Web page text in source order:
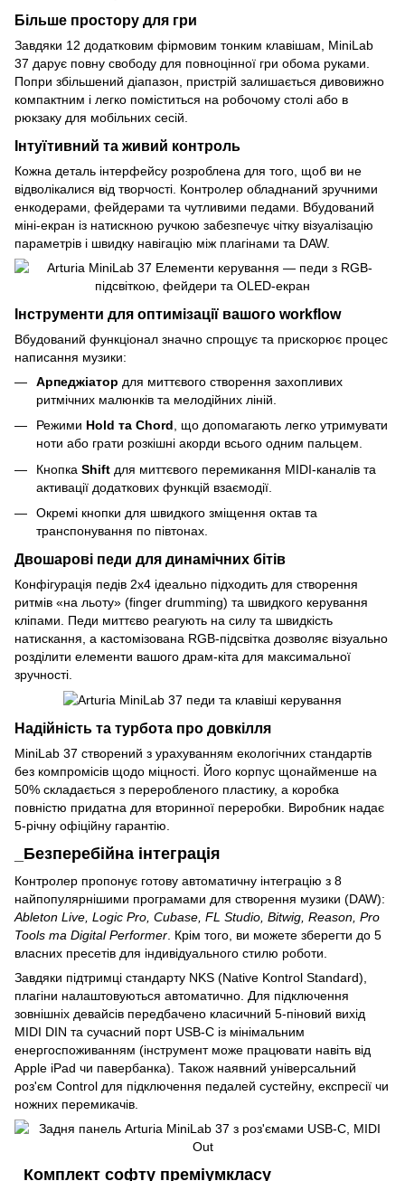
Більше простору для гри
Завдяки 12 додатковим фірмовим тонким клавішам, MiniLab
37 дарує повну свободу для повноцінної гри обома руками.
Попри збільшений діапазон, пристрій залишається дивовижно
компактним і легко поміститься на робочому столі або в
рюкзаку для мобільних сесій.
Інтуїтивний та живий контроль
Кожна деталь інтерфейсу розроблена для того, щоб ви не
відволікалися від творчості. Контролер обладнаний зручними
енкодерами, фейдерами та чутливими педами. Вбудований
міні-екран із натискною ручкою забезпечує чітку візуалізацію
параметрів і швидку навігацію між плагінами та DAW.
Інструменти для оптимізації вашого workflow
Вбудований функціонал значно спрощує та прискорює процес
написання музики:
Арпеджіатор для миттєвого створення захопливих
ритмічних малюнків та мелодійних ліній.
Режими Hold та Chord, що допомагають легко утримувати
ноти або грати розкішні акорди всього одним пальцем.
Кнопка Shift для миттєвого перемикання MIDI-каналів та
активації додаткових функцій взаємодії.
Окремі кнопки для швидкого зміщення октав та
транспонування по півтонах.
Двошарові педи для динамічних бітів
Конфігурація педів 2x4 ідеально підходить для створення
ритмів «на льоту» (finger drumming) та швидкого керування
кліпами. Педи миттєво реагують на силу та швидкість
натискання, а кастомізована RGB-підсвітка дозволяє візуально
розділити елементи вашого драм-кіта для максимальної
зручності.
Надійність та турбота про довкілля
MiniLab 37 створений з урахуванням екологічних стандартів
без компромісів щодо міцності. Його корпус щонайменше на
50% складається з переробленого пластику, а коробка
повністю придатна для вторинної переробки. Виробник надає
5-річну офіційну гарантію.
_Безперебійна інтеграція
Контролер пропонує готову автоматичну інтеграцію з 8
найпопулярнішими програмами для створення музики (DAW):
Ableton Live, Logic Pro, Cubase, FL Studio, Bitwig, Reason, Pro
Tools та Digital Performer . Крім того, ви можете зберегти до 5
власних пресетів для індивідуального стилю роботи.
Завдяки підтримці стандарту NKS (Native Kontrol Standard),
плагіни налаштовуються автоматично. Для підключення
зовнішніх девайсів передбачено класичний 5-піновий вихід
MIDI DIN та сучасний порт USB-C із мінімальним
енергоспоживанням (інструмент може працювати навіть від
Apple iPad чи павербанка). Також наявний універсальний
роз'єм Control для підключення педалей сустейну, експресії чи
ножних перемикачів.
_Комплект софту преміумкласу